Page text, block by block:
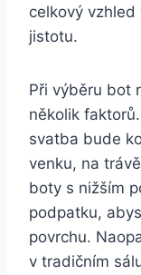
celkový
jistotu.
Při výběru bot
několik
svatba bude
venku, na
boty ‍s nižším
⁤podpatku,
povrchu.
v tradičním